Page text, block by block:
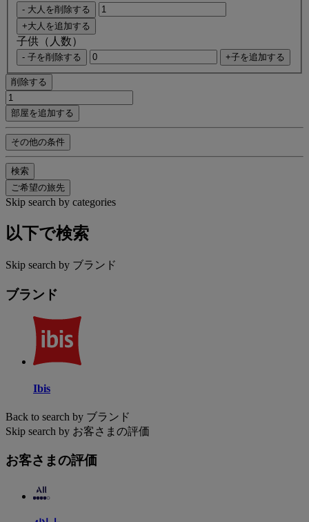
- 大人を削除する
+大人を追加する
子供（人数）
- 子を削除する +子を追加する
削除する
部屋を追加する
その他の条件
検索
ご希望の旅先
Skip search by categories
以下で検索
Skip search by ブランド
ブランド
Ibis
Back to search by ブランド
Skip search by お客さまの評価
お客さまの評価